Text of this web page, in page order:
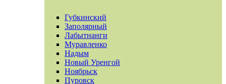
Губкинский
Заполярный
Лабытнанги
Муравленко
Надым
Новый Уренгой
Ноябрьск
Пуровск